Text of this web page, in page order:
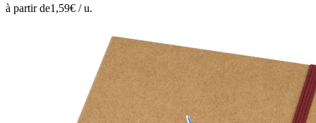
à partir de1,59€ /u.